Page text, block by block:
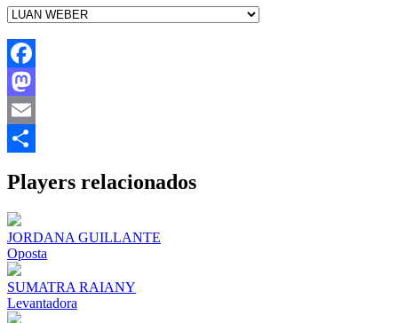
Facebook
Mastodon
Email
Players relacionados
JORDANA GUILLANTE
Oposta
SUMATRA RAIANY
Levantadora